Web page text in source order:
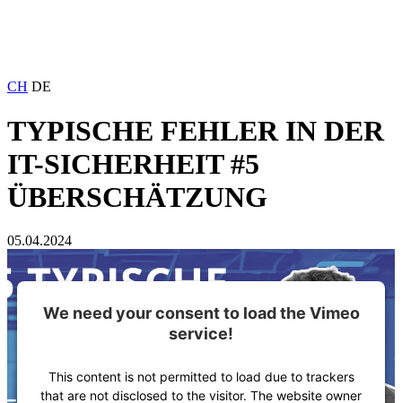
CH DE
TYPISCHE FEHLER IN DER
IT-SICHERHEIT #5
ÜBERSCHÄTZUNG
05.04.2024
We need your consent to load the Vimeo
service!
This content is not permitted to load due to trackers
that are not disclosed to the visitor. The website owner